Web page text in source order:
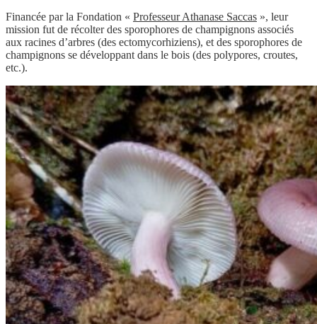
Financée par la Fondation « Professeur Athanase Saccas », leur
mission fut de récolter des sporophores de champignons associés
aux racines d’arbres (des ectomycorhiziens), et des sporophores de
champignons se développant dans le bois (des polypores, croutes,
etc.).